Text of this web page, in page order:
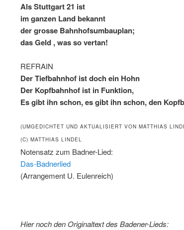
Als Stuttgart 21 ist
im ganzen Land bekannt
der grosse Bahnhofsumbauplan;
das Geld , was so vertan!
REFRAIN
Der Tiefbahnhof ist doch ein Hohn
Der Kopfbahnhof ist in Funktion,
Es gibt ihn schon, es gibt ihn schon, den
(UMGEDICHTET UND AKTUALISIERT VON MATTHIAS
(C) MATTHIAS LINDEL
Notensatz zum Badner-Lied:
Das-Badnerlied
(Arrangement U. Eulenreich)
Hier noch den Originaltext des Badener-Lieds: